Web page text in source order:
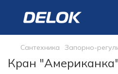
Сантехника Запорно-
Кран "Американка"